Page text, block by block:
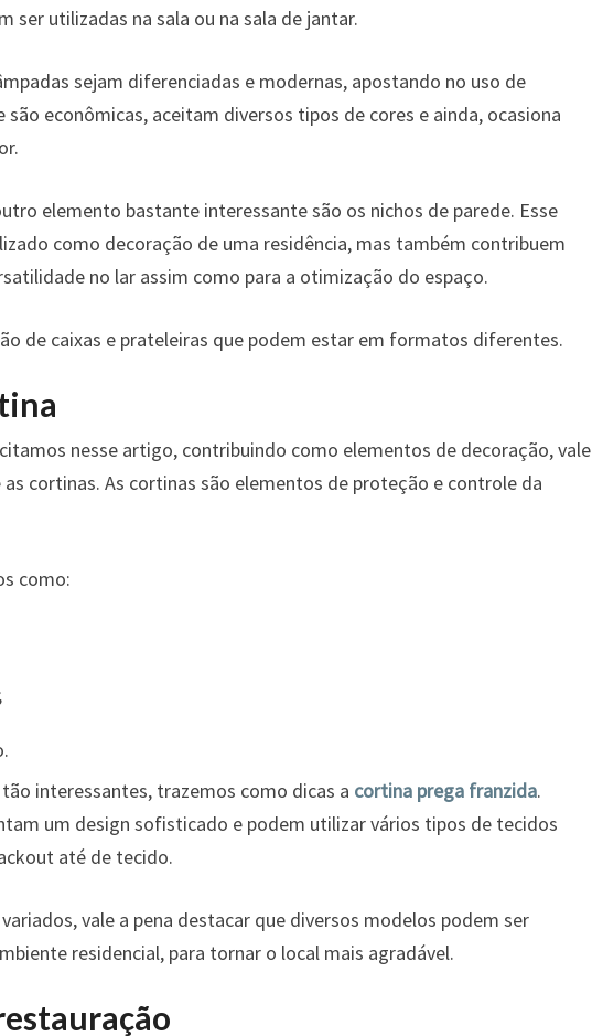
ser utilizadas na sala ou na sala de jantar.
sejam diferenciadas e modernas, apostando no uso de
são econômicas, aceitam diversos tipos de cores e ainda, ocasiona
elemento bastante interessante são os nichos de parede. Esse
como decoração de uma residência, mas também contribuem
no lar assim como para a otimização do espaço.
de caixas e prateleiras que podem estar em formatos diferentes.
nesse artigo, contribuindo como elementos de decoração, vale
cortinas. As cortinas são elementos de proteção e controle da
como:
interessantes, trazemos como dicas a cortina prega franzida.
um design sofisticado e podem utilizar vários tipos de tecidos
até de tecido.
vale a pena destacar que diversos modelos podem ser
residencial, para tornar o local mais agradável.